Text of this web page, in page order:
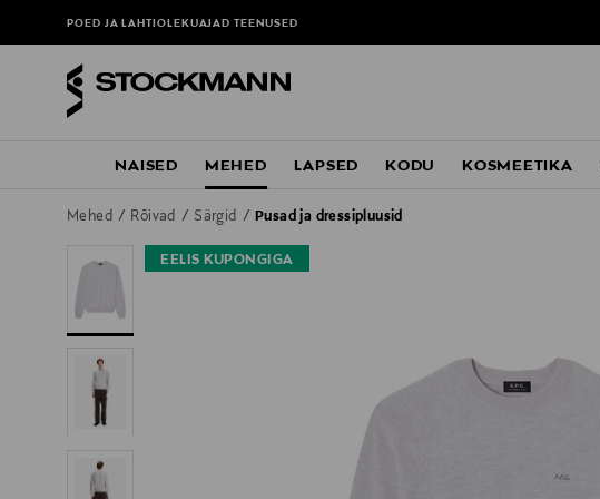
POED JA LAHTIOLEKUAJADTEENUSED
NAISED MEHED LAPSED KODU KOSMEETIKA
Mehed Rõivad Särgid Pusad ja dressipluusid
EELIS KUPONGIGA